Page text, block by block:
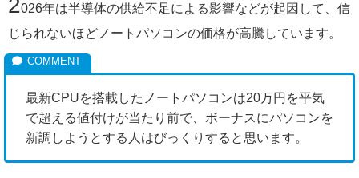
2026年は半導体の供給不足による影響などが起因して、信
じられないほどノートパソコンの価格が高騰しています。
最新CPUを搭載したノートパソコンは20万円を平気
で超える値付けが当たり前で、ボーナスにパソコンを
新調しようとする人はびっくりすると思います。